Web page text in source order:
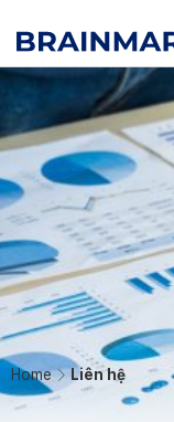
Home Liên hệ